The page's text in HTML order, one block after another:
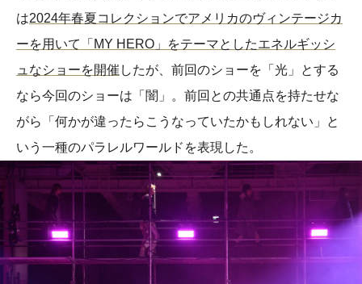
は2024年春夏コレクションでアメリカのヴィンテージカ
ーを用いて「MY HERO」をテーマとしたエネルギッシ
ュなショーを開催 したが、前回のショーを「光」とする
なら今回のショーは「闇」。前回との共通点を持たせな
がら「何かが違ったらこうなっていたかもしれない」と
いう一種のパラレルワールドを表現した。